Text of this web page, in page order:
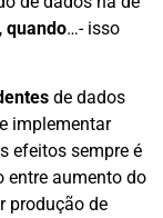
quando…- isso
de dados
implementar
efeitos sempre é
entre aumento do
produção de